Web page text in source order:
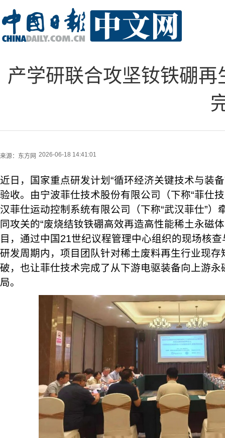
产学研联合攻坚钕铁硼
来源： 东方网 2026-06-18 14:41:01
近日，国家重点研发计划“循环经济关键技术与装
验收。由宁波菲仕技术股份有限公司（下称“菲仕
汉菲仕运动控制系统有限公司（下称“武汉菲仕”）
同攻关的“废烧结钕铁硼高效再造高性能稀土永磁
目，通过中国21世纪议程管理中心组织的现场核
研发周期内，项目团队针对稀土废料再生行业现存
破，也让菲仕技术完成了从下游电驱装备向上游
局。